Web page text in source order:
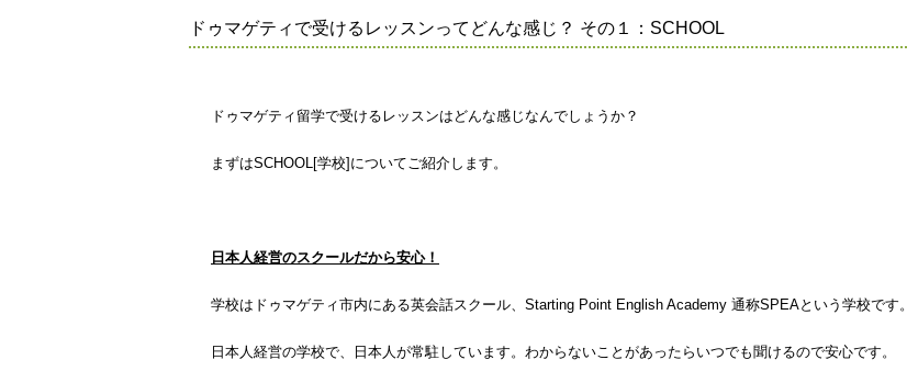
ドゥマゲティで受けるレッスンってどんな感じ？ その１：SCHOOL
ドゥマゲティ留学で受けるレッスンはどんな感じなんでしょうか？
まずはSCHOOL[学校]についてご紹介します。
日本人経営のスクールだから安心！
学校はドゥマゲティ市内にある英会話スクール、Starting Point English Academy 通称SPEAという学校です。
日本人経営の学校で、日本人が常駐しています。わからないことがあったらいつでも聞けるので安心です。